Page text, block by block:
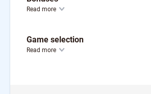
Read more
Game selection
Read more